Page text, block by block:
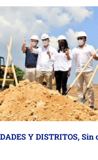
Y DISTRITOS,Sin